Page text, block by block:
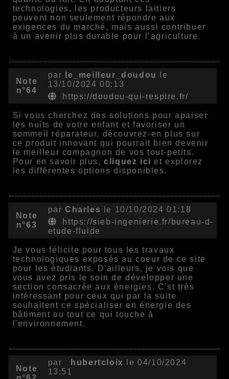
technologies, les producteurs laitiers
peuvent non seulement répondre aux
exigences du marché, mais aussi contribuer
à un avenir plus durable pour l’agriculture.
Note
n°64
par le_meilleur_doudou
le
13/10/2024 00:13
https://doudou-qui-respire.fr/
Si vous cherchez des solutions pour apaiser
les nuits de votre enfant et favoriser un
sommeil réparateur, découvrez-en plus sur
ce produit innovant qui pourrait bien devenir
le meilleur compagnon de vos tout-petits.
Pour en savoir plus, cliquez ici et explorez
les différentes options disponibles.
Note
n°63
par Charles
le 10/10/2024 01:18
https://sieb-ingenierie.fr/bureau-d-
etude-fluide
Je vous félicite pour tous les travaux
technologiques exposés au coeur de ce site
pour les étudiants. D'ailleurs, je vois que
vous avez pris le soin de développer une
section consacrée aux énergies. C'st très
intéressant pour ceux qui par la suite
souhaitent ce spécialiser en énergie des
bâtiment ou tout ce qui touche à
l'environnement.
Note
par hubertcloix
le 04/10/2024
13:51